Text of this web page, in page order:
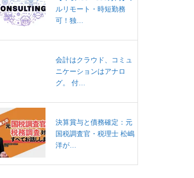
ルリモート・時短勤務
可！独…
会計はクラウド、コミュ
ニケーションはアナロ
グ。 付…
決算賞与と債務確定：元
国税調査官・税理士 松嶋
洋が…